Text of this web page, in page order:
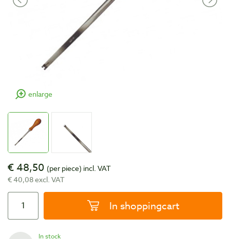
enlarge
€ 48,50 (per piece) incl. VAT
€ 40,08 excl. VAT
In shoppingcart
In stock